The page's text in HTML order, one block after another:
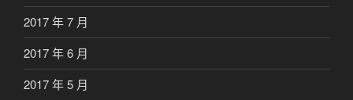
2017 年 7 月
2017 年 6 月
2017 年 5 月